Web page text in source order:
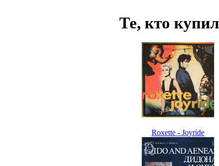
Те, кто
Roxette - Joyride